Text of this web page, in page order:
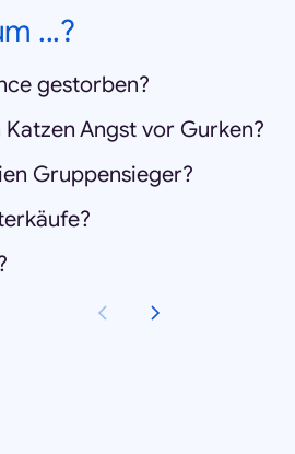
...?
gestorben?
Angst vor Gurken?
Gruppensieger?